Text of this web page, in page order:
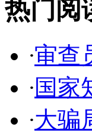
热门阅
·审查
·国家
·大骗